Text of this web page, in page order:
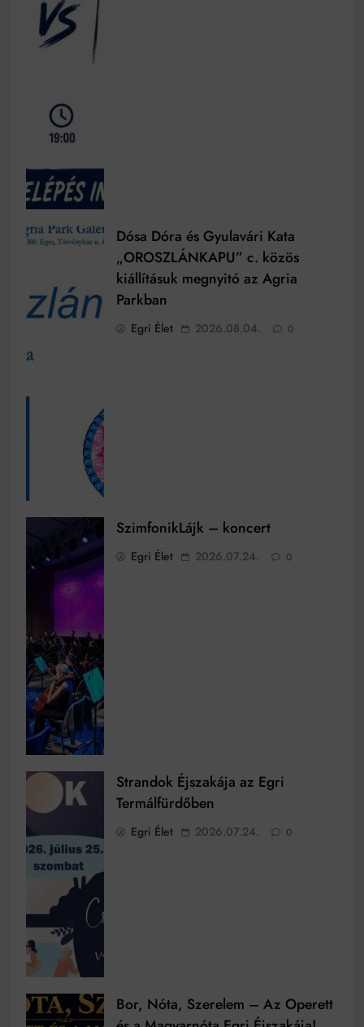
Dósa Dóra és Gyulavári Kata
„OROSZLÁNKAPU” c. közös
kiállításuk megnyitó az Agria
Parkban
Egri Élet 2026.08.04. 0
SzimfonikLájk – koncert
Egri Élet 2026.07.24. 0
Strandok Éjszakája az Egri
Termálfürdőben
Egri Élet 2026.07.24. 0
Bor, Nóta, Szerelem – Az Operett